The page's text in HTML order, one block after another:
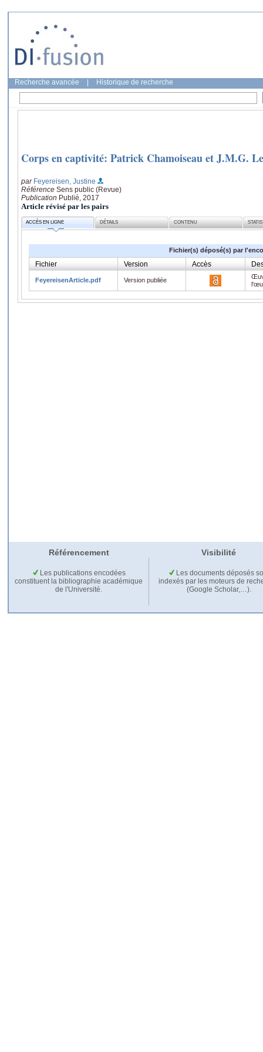
Recherche avancée Historique de recherche
Corps en captivité: Patrick Chamoiseau et J.M.G.
par Feyereisen, Justine
Référence Sens public (Revue)
Publication Publié, 2017
Article révisé par les pairs
ACCÈS EN LIGNE DÉTAILS CONTENU
Fichier(s) déposé(s) par
Fichier Version Accès
FeyereisenArticle.pdf Version publiée
Référencement Visibilité
Les publications encodées
constituent la bibliographie académique
de l'Université.
Les documents déposés
indexés par les moteurs de
(Google Scholar,…).